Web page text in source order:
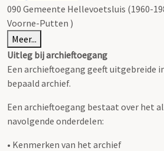
090 Gemeente Hellevoetsluis (1960-
Voorne-Putten )
Meer...
Uitleg bij archieftoegang
Een archieftoegang geeft uitgebreide
bepaald archief.
Een archieftoegang bestaat over het
navolgende onderdelen:
• Kenmerken van het archief